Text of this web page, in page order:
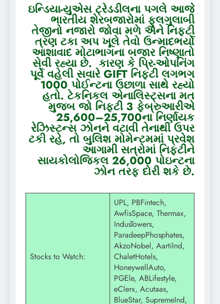
ઇન્ડિયા-યુએસ ટ્રેડડીલના પગલે આજે
ભારતીય શેરબજારોમાં ફુલગુલાબી
તેજીનો નજારો જોવા મળે અને નિફ્ટી
ત્રણ ટકા અપ ખૂલે તેવો ઉન્માદભર્યો
આશાવાદ મોટાભાગના બજાર નિષ્ણાતો
સેવી રહ્યા છે. કારણ કે પ્રિ-ઓપનિંગ
પૂર્વે વહેલી સવારે GIFT નિફ્ટી લગભગ
1000 પોઈન્ટના ઉછાળા સાથે રહ્યો
હતો. ટેકનિકલ એનાલિસ્ટ્સના મત
મુજબ જો નિફ્ટી 3 ફેબ્રુઆરીએ
25,600–25,700ના નિર્ણાયક
રેઝિસ્ટન્સ ઝોનને વટાવી તેનાથી ઉપર
ટકી રહે, તો બુલિશ મોમેન્ટમમાં પ્રવેશ
આગામી સત્રોમાં નિફ્ટીને
સાયકોલોજિકલ 26,000 પોઇન્ટના
ઝોન તરફ દોરી શકે છે.
Stocks to Watch:
UPL, PBFintech,
AwfisSpace, Thermax,
IndusTowers,
ParadeepPhosphates,
AkzoNobel, AartiInd,
ChaletHotels,
HoneywellAuto,
PGEle, ABLifestyle,
eClerx, Acutaas,
BlueStar, SupremeInd,